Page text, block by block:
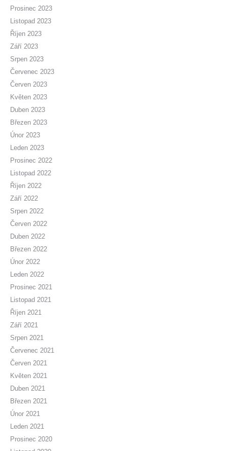
Prosinec 2023
Listopad 2023
Říjen 2023
Září 2023
Srpen 2023
Červenec 2023
Červen 2023
Květen 2023
Duben 2023
Březen 2023
Únor 2023
Leden 2023
Prosinec 2022
Listopad 2022
Říjen 2022
Září 2022
Srpen 2022
Červen 2022
Duben 2022
Březen 2022
Únor 2022
Leden 2022
Prosinec 2021
Listopad 2021
Říjen 2021
Září 2021
Srpen 2021
Červenec 2021
Červen 2021
Květen 2021
Duben 2021
Březen 2021
Únor 2021
Leden 2021
Prosinec 2020